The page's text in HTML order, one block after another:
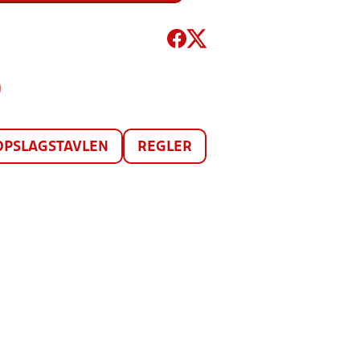
REGLER